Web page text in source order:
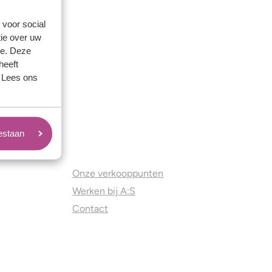
voor social
over uw
Deze
ons
Onze verkooppunten
Werken bij A:S
Contact